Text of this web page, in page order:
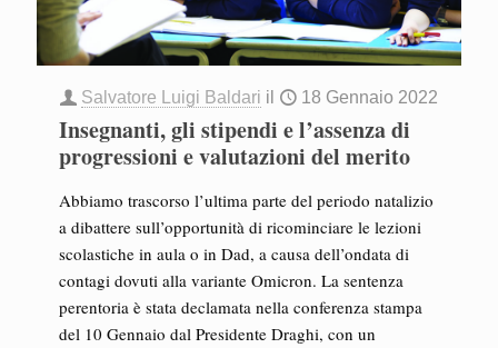
Salvatore Luigi Baldari il 18 Gennaio 2022
Insegnanti, gli stipendi e l’assenza di
progressioni e valutazioni del merito
Abbiamo trascorso l’ultima parte del periodo natalizio
a dibattere sull’opportunità di ricominciare le lezioni
scolastiche in aula o in Dad, a causa dell’ondata di
contagi dovuti alla variante Omicron. La sentenza
perentoria è stata declamata nella conferenza stampa
del 10 Gennaio dal Presidente Draghi, con un